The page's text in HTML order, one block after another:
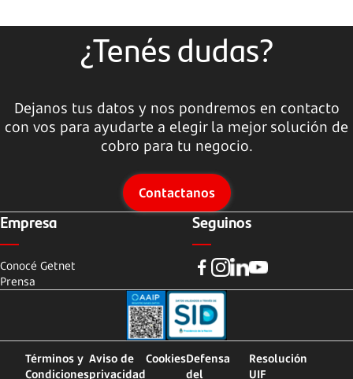
¿Tenés dudas?
Dejanos tus datos y nos pondremos en contacto
con vos para ayudarte a elegir la mejor solución de
cobro para tu negocio.
Contactanos
Empresa
Conocé Getnet
Prensa
Seguinos
Términos y
Condiciones
Aviso de
privacidad
CookiesDefensa
del
Resolución
UIF